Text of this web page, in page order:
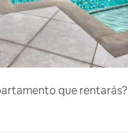
que rentarás?